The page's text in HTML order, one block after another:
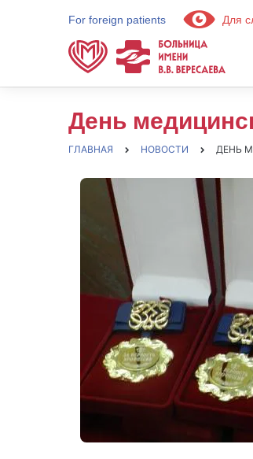
For foreign patients Для
День
ГЛАВНАЯ НОВОСТИ ДЕНЬ